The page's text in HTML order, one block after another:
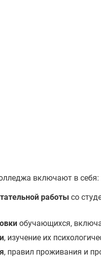
включают в себя:
работы со
обучающихся,
, изучение их
, правил проживания и